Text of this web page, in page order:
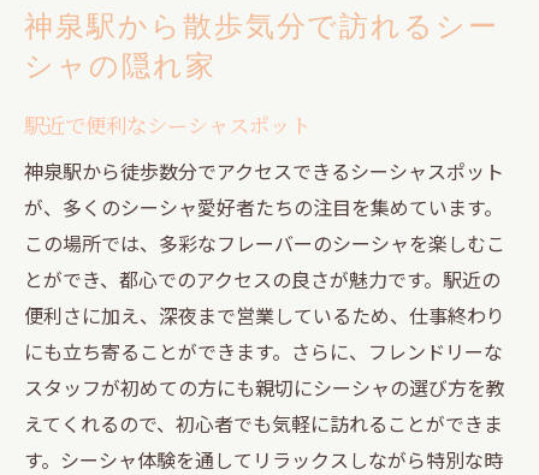
神泉駅から散歩気分で訪れるシー
シャの隠れ家
駅近で便利なシーシャスポット
神泉駅から徒歩数分でアクセスできるシーシャスポット
が、多くのシーシャ愛好者たちの注目を集めています。
この場所では、多彩なフレーバーのシーシャを楽しむこ
とができ、都心でのアクセスの良さが魅力です。駅近の
便利さに加え、深夜まで営業しているため、仕事終わり
にも立ち寄ることができます。さらに、フレンドリーな
スタッフが初めての方にも親切にシーシャの選び方を教
えてくれるので、初心者でも気軽に訪れることができま
す。シーシャ体験を通してリラックスしながら特別な時